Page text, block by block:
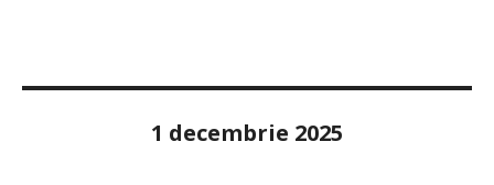
1 decembrie 2025